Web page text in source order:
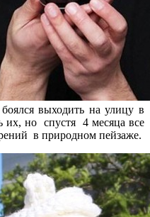
выходить на улицу в
их, но спустя 4 месяца все
в природном пейзаже.